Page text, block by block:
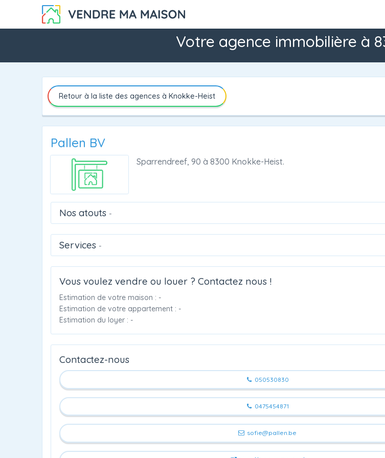
Votre agence immobilière à
Retour à la liste des agences à Knokke-Heist
Pallen BV
Sparrendreef, 90 à 8300 Knokke-Heist.
Nos atouts -
Services -
Vous voulez vendre ou louer ? Contactez nous !
Estimation de votre maison : -
Estimation de votre appartement : -
Estimation du loyer : -
Contactez-nous
050530830
0475454871
sofie@pallen.be